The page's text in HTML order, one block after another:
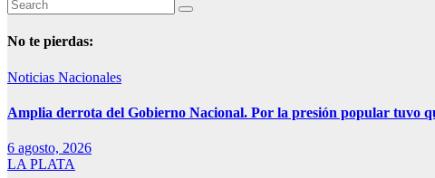
No te pierdas:
Noticias Nacionales
Amplia derrota del Gobierno Nacional. Por la presión popular tuvo
6 agosto, 2026
LA PLATA